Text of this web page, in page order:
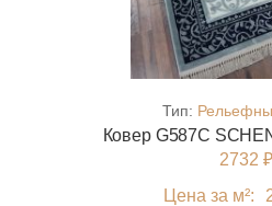
Тип:
Ковер G587C
2732 ₽
Цена за м²: